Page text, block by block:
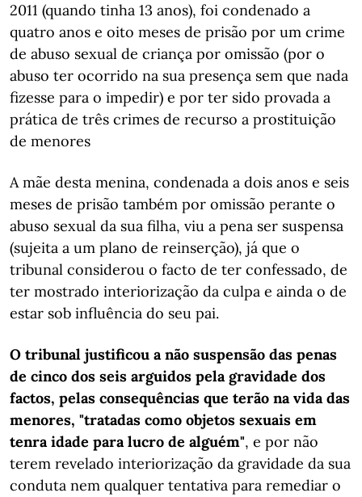
2011 (quando tinha 13 anos), foi condenado a
quatro anos e oito meses de prisão por um crime
de abuso sexual de criança por omissão (por o
abuso ter ocorrido na sua presença sem que nada
fizesse para o impedir) e por ter sido provada a
prática de três crimes de recurso a prostituição
de menores
A mãe desta menina, condenada a dois anos e seis
meses de prisão também por omissão perante o
abuso sexual da sua filha, viu a pena ser suspensa
(sujeita a um plano de reinserção), já que o
tribunal considerou o facto de ter confessado, de
ter mostrado interiorização da culpa e ainda o de
estar sob influência do seu pai.
O tribunal justificou a não suspensão das penas
de cinco dos seis arguidos pela gravidade dos
factos, pelas consequências que terão na vida das
menores, "tratadas como objetos sexuais em
tenra idade para lucro de alguém", e por não
terem revelado interiorização da gravidade da sua
conduta nem qualquer tentativa para remediar o